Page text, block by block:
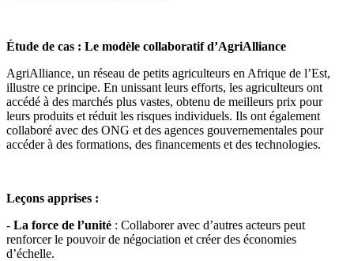
Étude de cas : Le modèle collaboratif d’AgriAlliance
AgriAlliance, un réseau de petits agriculteurs en Afrique de l’Est,
illustre ce principe. En unissant leurs efforts, les agriculteurs ont
accédé à des marchés plus vastes, obtenu de meilleurs prix pour
leurs produits et réduit les risques individuels. Ils ont également
collaboré avec des ONG et des agences gouvernementales pour
accéder à des formations, des financements et des technologies.
Leçons apprises :
- La force de l’unité : Collaborer avec d’autres acteurs peut
renforcer le pouvoir de négociation et créer des économies
d’échelle.